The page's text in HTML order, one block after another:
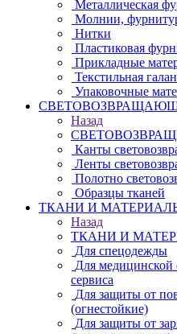
Металлическая
Молнии,
Нитки
Пластиковая
Прикладные
Текстильная
Упаковочные
Назад
Канты
Ленты
Полотно
Образцы тканей
ТКАНИ И
Назад
ТКАНИ И
Для спецодежды
Для
сервиса
Для защиты от
(огнестойкие)
Для защиты от